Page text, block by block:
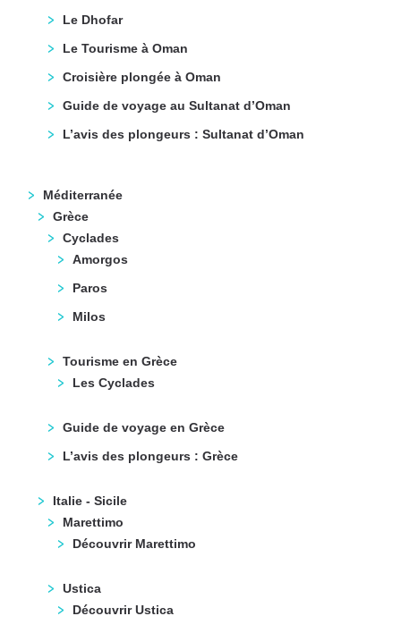
Le Dhofar
Le Tourisme à Oman
Croisière plongée à Oman
Guide de voyage au Sultanat d’Oman
L’avis des plongeurs : Sultanat d’Oman
Méditerranée
Grèce
Cyclades
Amorgos
Paros
Milos
Tourisme en Grèce
Les Cyclades
Guide de voyage en Grèce
L’avis des plongeurs : Grèce
Italie - Sicile
Marettimo
Découvrir Marettimo
Ustica
Découvrir Ustica